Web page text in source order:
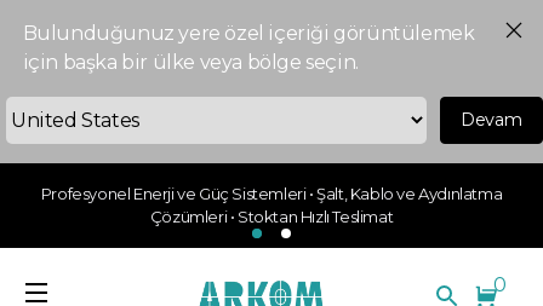
Bulunduğunuz yere özel içeriği görüntülemek
için başka bir ülke veya bölge seçin.
Devam
Profesyonel Enerji ve Güç Sistemleri • Şalt, Kablo ve Aydınlatma
Çözümleri • Stoktan Hızlı Teslimat
0